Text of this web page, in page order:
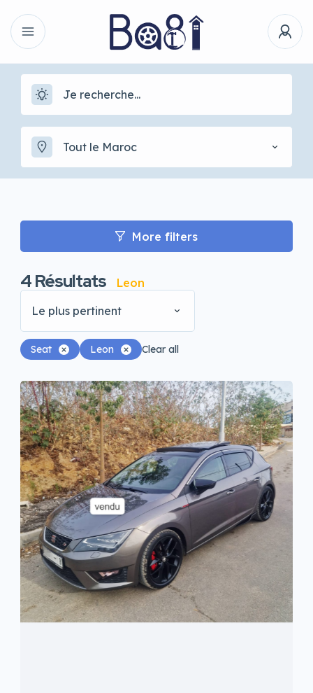
Tout le Maroc
More filters
4Résultats
Leon
Le plus pertinent
Seat Leon Clear all